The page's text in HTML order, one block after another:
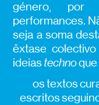
género, por
performances.
seja a soma
êxtase
ideias techno
os textos
escritos